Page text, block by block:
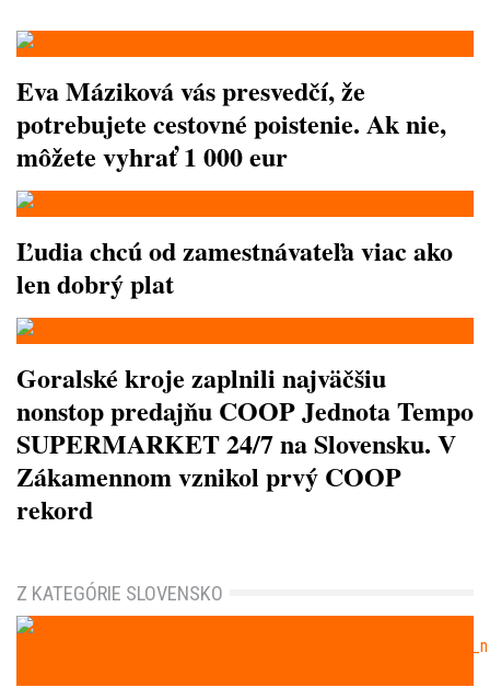
Eva Máziková vás presvedčí, že
potrebujete cestovné poistenie. Ak nie,
môžete vyhrať 1 000 eur
Ľudia chcú od zamestnávateľa viac ako
len dobrý plat
Goralské kroje zaplnili najväčšiu
nonstop predajňu COOP Jednota Tempo
SUPERMARKET 24/7 na Slovensku. V
Zákamennom vznikol prvý COOP
rekord
Z KATEGÓRIE SLOVENSKO